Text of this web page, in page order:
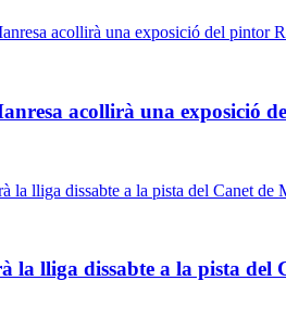
acollirà una exposició
la lliga dissabte a la pista del